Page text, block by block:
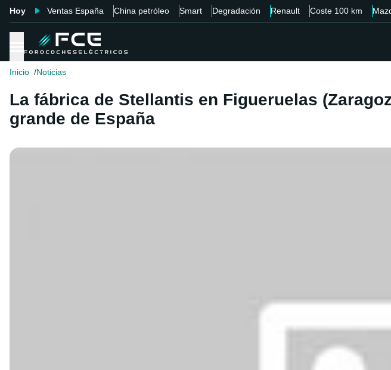
Hoy Ventas España China petróleo Smart Degradación Renault Coste 100 km
Inicio Noticias
La fábrica de Stellantis en Figueruelas
grande de España